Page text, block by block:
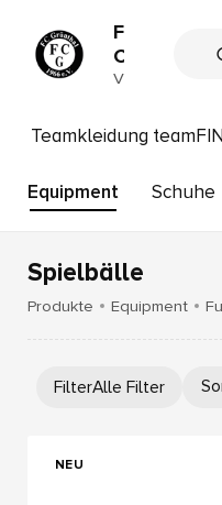
F
C
G
ü
h
V
e
s
s
p
Teamkleidung
Equipment Schuhe
Spielbälle
Produkte Equipment
FilterAlle Filter
NEU